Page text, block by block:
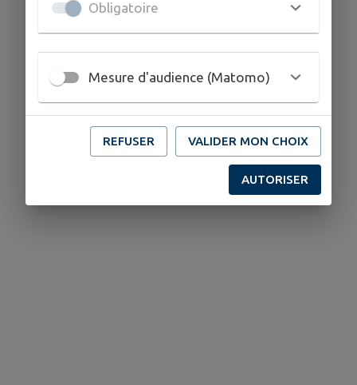
Obligatoire
Mesure d'audience (Matomo)
REFUSER VALIDER MON CHOIX
AUTORISER